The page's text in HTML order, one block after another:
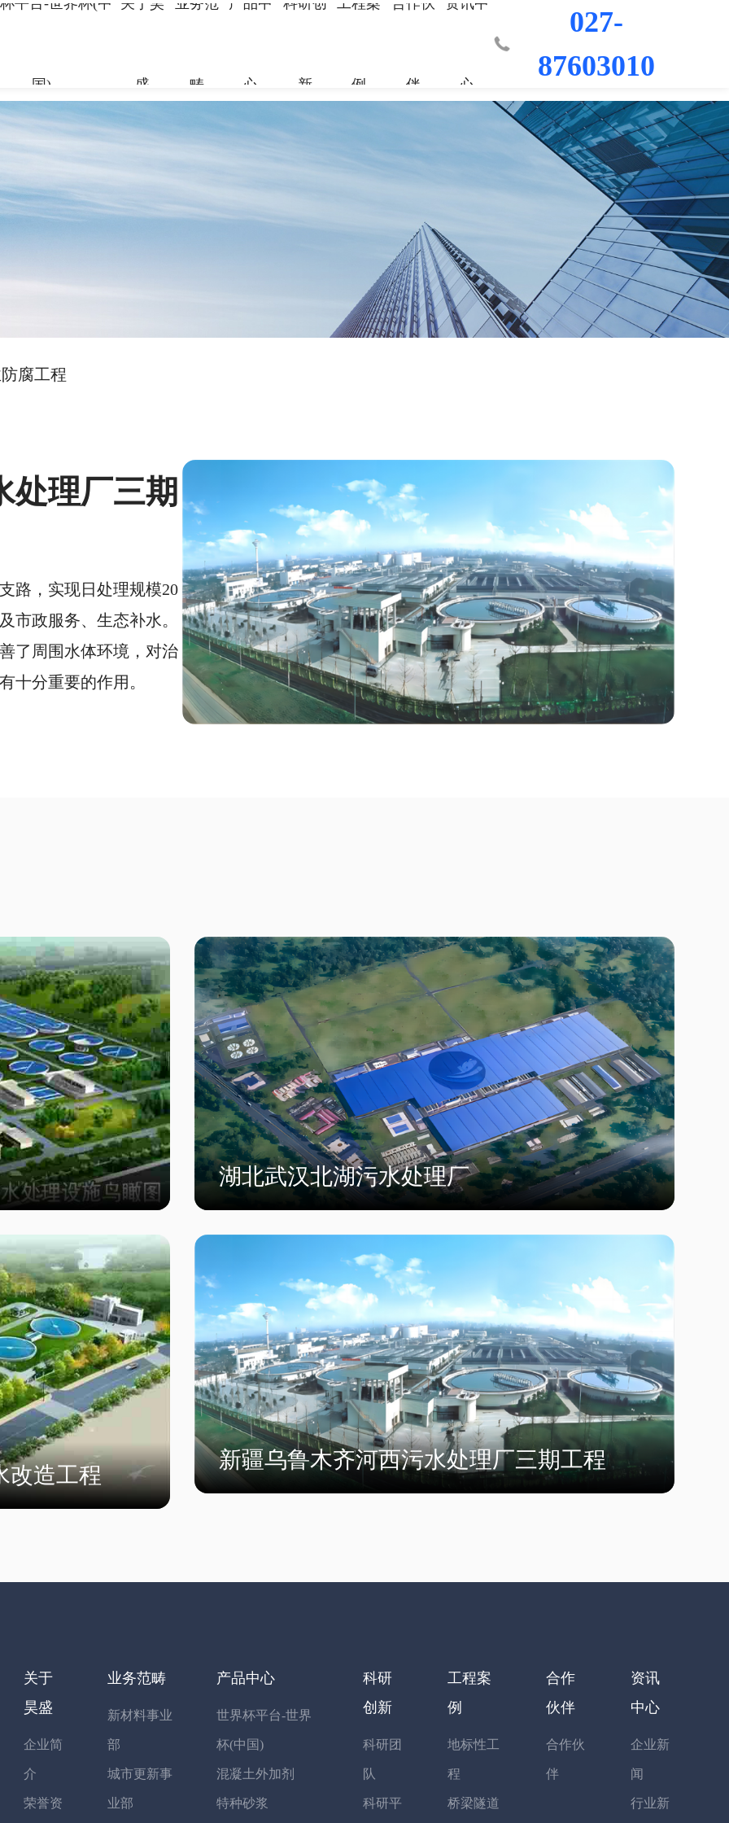
平台-世界杯(中
国)
关于昊
盛
关于昊盛
打造绿色建材，共筑美好生
命
企业简介 荣誉资质
业务范
畴
业务范畴
打造绿色建材，共筑美好生
命
新材料事业部 城市更新事业部
产品中
心
产品中心
打造绿色建材，共筑美好生
命
世界杯平台-世界杯(中 混凝土外加剂
防腐耐久材料
科研创
新
科研创新
打造绿色建材，共筑美好生
命
科研团队 科研平台
工程案
例
工程案例 地标性工程 桥梁隧道工程
水利水电工程
合作伙
伴
合作伙伴
打造绿色建材，共筑美好生
命
合作伙伴
资讯中
心
资讯中心
打造绿色建材，共筑美好生
命
企业新闻 行业新闻
027-
87603010
腐工程
处理厂三期
路，实现日处理规模20
市政服务、生态补水。
了周围水体环境，对治
十分重要的作用。
湖北武汉北湖污水处理厂
改造工程
新疆乌鲁木齐河西污水处理厂三期工程
关于
昊盛
企业简
介
荣誉资
业务范畴
新材料事业
部
城市更新事
业部
产品中心
世界杯平台-世界
杯(中国)
混凝土外加剂
特种砂浆
科研
创新
科研团
队
科研平
工程案
例
地标性工
程
桥梁隧道
合作
伙伴
合作伙
伴
资讯
中心
企业新
闻
行业新